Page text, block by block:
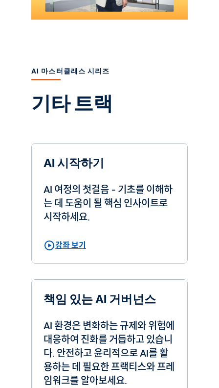
AI 마스터클래스 시리즈
기타 트랙
AI 시작하기
AI 여정의 첫걸음 - 기초를 이해하
는 데 도움이 될 핵심 인사이트로
시작하세요.
강좌 보기
책임 있는 AI 거버넌스
AI 환경은 변화하는 규제와 위험에
대응하여 진화를 거듭하고 있습니
다. 안전하고 윤리적으로 AI를 활
용하는 데 필요한 프랙티스와 프레
임워크를 알아보세요.